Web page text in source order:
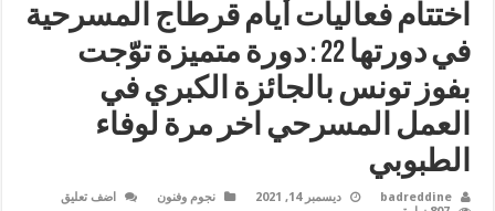
اختتام فعاليات أيام قرطاج المسرحية
في دورتها 22 : دورة متميزة توّجت
بفوز تونس بالجائزة الكبري في
العمل المسرحي اخر مرة لوفاء
الطبوبي
badreddine ديسمبر 14, 2021 نجوم وفنون
اضف تعليق